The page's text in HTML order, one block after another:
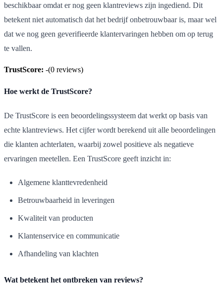
beschikbaar omdat er nog geen klantreviews zijn ingediend. Dit
betekent niet automatisch dat het bedrijf onbetrouwbaar is, maar wel
dat we nog geen geverifieerde klantervaringen hebben om op terug
te vallen.
TrustScore: -(0 reviews)
Hoe werkt de TrustScore?
De TrustScore is een beoordelingssysteem dat werkt op basis van
echte klantreviews. Het cijfer wordt berekend uit alle beoordelingen
die klanten achterlaten, waarbij zowel positieve als negatieve
ervaringen meetellen. Een TrustScore geeft inzicht in:
Algemene klanttevredenheid
Betrouwbaarheid in leveringen
Kwaliteit van producten
Klantenservice en communicatie
Afhandeling van klachten
Wat betekent het ontbreken van reviews?